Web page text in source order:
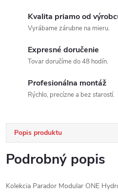
Kvalita priamo od
Vyrábame zárubne na mieru.
Expresné doručenie
Tovar doručíme do 48 hodín.
Profesionálna montáž
Rýchlo, precízne a bez starostí.
Popis produktu
Podrobný popis
Kolekcia Parador Modular ONE